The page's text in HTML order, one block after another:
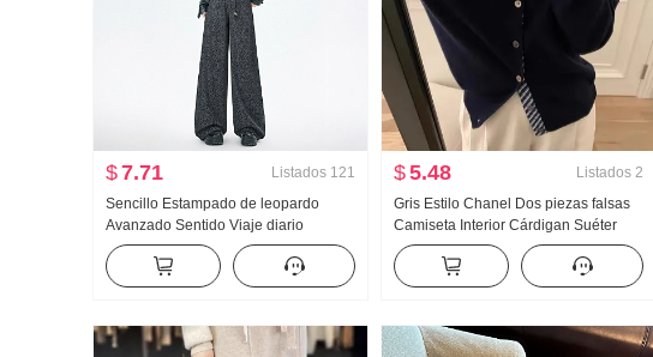
$7.71 Listados 121
Sencillo Estampado de leopardo
Avanzado Sentido Viaje diario
Machete Pantalones de vestir Mujer
2026 Nuevo Vertical Sentido Plátano
Estilo americano Pantalones de
$5.48 Listados 2
Gris Estilo Chanel Dos piezas falsas
Camiseta Interior Cárdigan Suéter
Abrigo para mujer Otoño Invierno
HOLGAZÁN Avanzado Sentido Suéter
de punto Top